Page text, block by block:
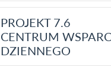
PROJEKT 7.6
CENTRUM
DZIENNEGO